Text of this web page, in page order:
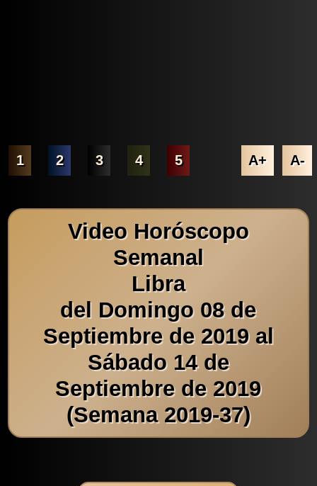
1 2 3 4 5 A+ A-
Video Horóscopo
Semanal
Libra
del Domingo 08 de
Septiembre de 2019 al
Sábado 14 de
Septiembre de 2019
(Semana 2019-37)